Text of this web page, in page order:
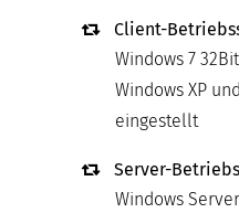
Client-
Windows 7
Windows XP
eingestellt
Server-
Windows